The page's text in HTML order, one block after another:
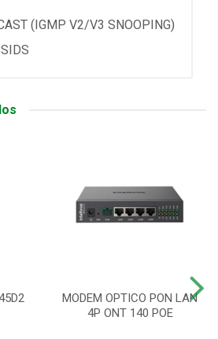
(IGMP V2/V3 SNOOPING)
MODEM OPTICO PON LAN
4P ONT 140 POE